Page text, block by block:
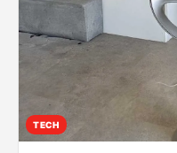
TECH